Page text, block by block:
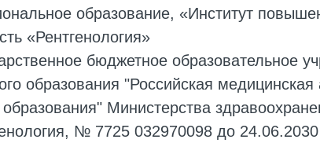
образование, «Институт
«Рентгенология»
бюджетное образовательное
образования "Российская
Министерства
№ 7725 032970098 до 24.06.2030